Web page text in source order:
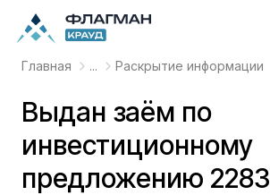
Главная ... Раскрытие информации
Выдан заём по
инвестиционному
предложению 2283